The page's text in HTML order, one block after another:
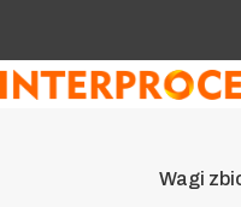
treści
Wagi